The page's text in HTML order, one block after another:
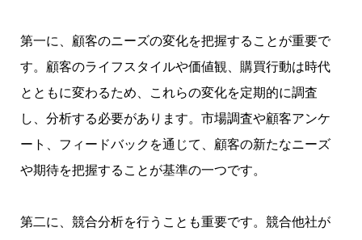
第一に、顧客のニーズの変化を把握することが重要で
す。顧客のライフスタイルや価値観、購買行動は時代
とともに変わるため、これらの変化を定期的に調査
し、分析する必要があります。市場調査や顧客アンケ
ート、フィードバックを通じて、顧客の新たなニーズ
や期待を把握することが基準の一つです。
第二に、競合分析を行うことも重要です。競合他社が